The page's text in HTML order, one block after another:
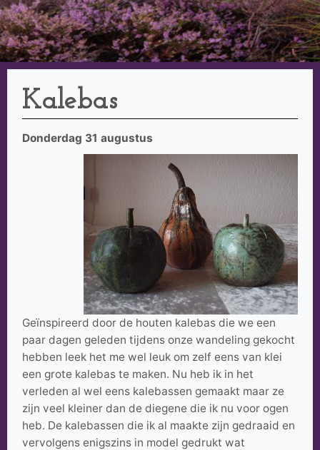
Kalebas
Donderdag 31 augustus
Geïnspireerd door de houten kalebas die we een
paar dagen geleden tijdens onze wandeling gekocht
hebben leek het me wel leuk om zelf eens van klei
een grote kalebas te maken. Nu heb ik in het
verleden al wel eens kalebassen gemaakt maar ze
zijn veel kleiner dan de diegene die ik nu voor ogen
heb. De kalebassen die ik al maakte zijn gedraaid en
vervolgens enigszins in model gedrukt wat